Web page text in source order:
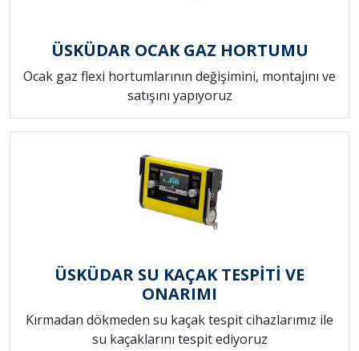
ÜSKÜDAR OCAK GAZ HORTUMU
Ocak gaz flexi hortumlarının değişimini, montajını ve
satışını yapıyoruz
ÜSKÜDAR SU KAÇAK TESPİTİ VE
ONARIMI
Kırmadan dökmeden su kaçak tespit cihazlarımız ile
su kaçaklarını tespit ediyoruz